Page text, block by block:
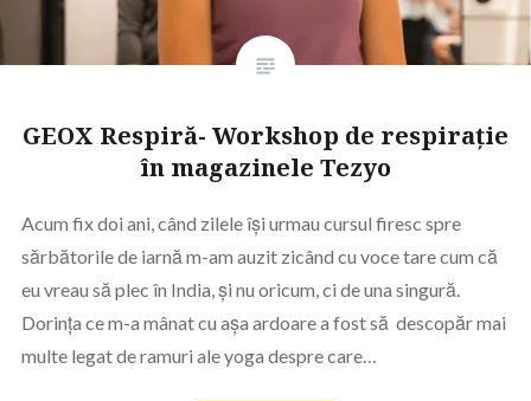
GEOX Respiră- Workshop de respirație
în magazinele Tezyo
Acum fix doi ani, când zilele își urmau cursul firesc spre
sărbătorile de iarnă m-am auzit zicând cu voce tare cum că
eu vreau să plec în India, și nu oricum, ci de una singură.
Dorința ce m-a mânat cu așa ardoare a fost să descopăr mai
multe legat de ramuri ale yoga despre care…